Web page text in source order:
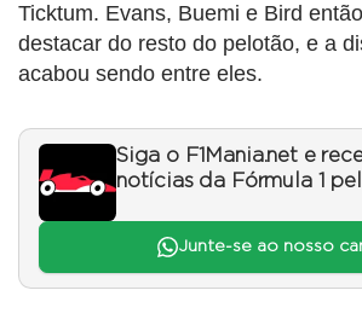
Ticktum. Evans, Buemi e Bird
destacar do resto do pelotão, e a
acabou sendo entre eles.
Siga o F1Mania.net e
notícias da Fórmula 1
Junte-se ao nosso